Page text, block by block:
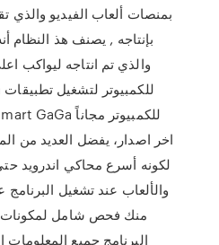
بمنصات ألعاب الفيديو والذي
بإنتاجه , يصنف هذ النظام
والذي تم انتاجه ليواكب
اخر اصدار، يفضل العديد من
لكونه أسرع محاكي اندرويد
والألعاب عند تشغيل
منك فحص شامل لمكونات
البرنامج جميع